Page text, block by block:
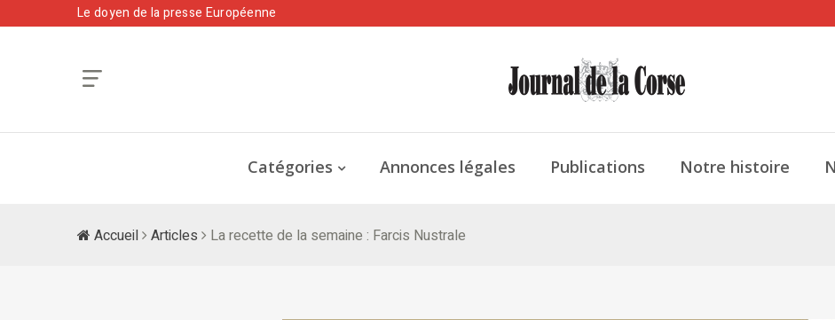
Le doyen de la presse Européenne
Catégories Annonces légales Publications Notre histoire
Accueil Articles La recette de la semaine : Farcis Nustrale